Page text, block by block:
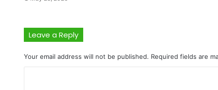
Leave a Reply
Your email address will not be published. Required fields are